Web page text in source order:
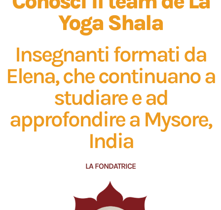
Yoga Shala
Insegnanti formati da
Elena, che continuano a
studiare e ad
approfondire a Mysore,
India
LA FONDATRICE